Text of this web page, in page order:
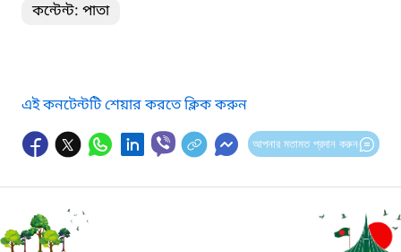
কন্টেন্ট: পাতা
এই কনটেন্টটি শেয়ার করতে ক্লিক করুন
আপনার মতামত প্রদান করুন